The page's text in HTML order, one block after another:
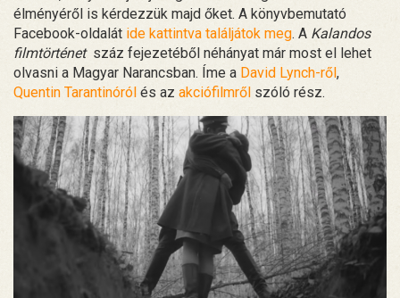
élményéről is kérdezzük majd őket. A könyvbemutató
Facebook-oldalát ide kattintva találjátok meg. A Kalandos
filmtörténet száz fejezetéből néhányat már most el lehet
olvasni a Magyar Narancsban. Íme a David Lynch-ről,
Quentin Tarantinóról és az akciófilmről szóló rész.